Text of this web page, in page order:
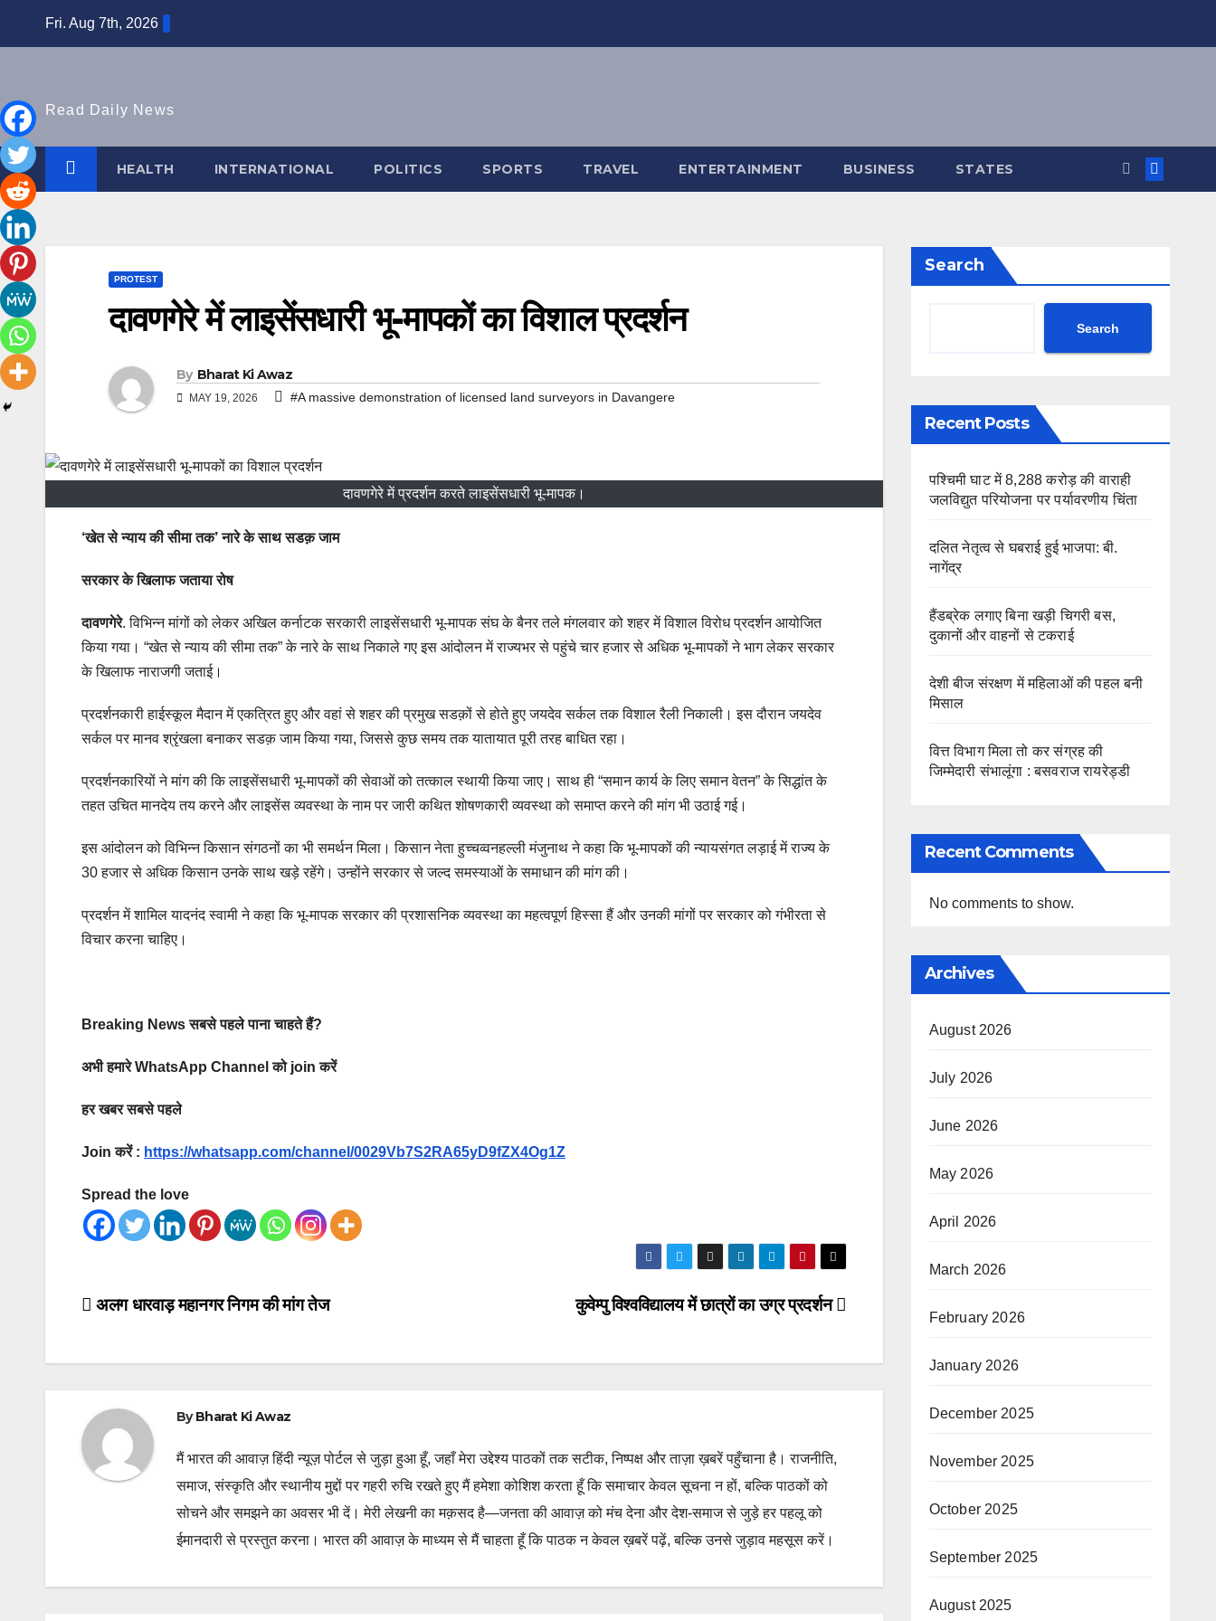
Fri. Aug 7th, 2026
Read Daily News
HEALTH INTERNATIONAL POLITICS SPORTS TRAVEL ENTERTAINMENT BUSINESS STATES
PROTEST
दावणगेरे में लाइसेंसधारी भू-मापकों का विशाल प्रदर्शन
By Bharat Ki Awaz
MAY 19, 2026 #A massive demonstration of licensed land surveyors in Davangere
दावणगेरे में प्रदर्शन करते लाइसेंसधारी भू-मापक।
‘खेत से न्याय की सीमा तक’ नारे के साथ सडक़ जाम
सरकार के खिलाफ जताया रोष
दावणगेरे. विभिन्न मांगों को लेकर अखिल कर्नाटक सरकारी लाइसेंसधारी भू-मापक संघ के बैनर तले मंगलवार को शहर में विशाल विरोध प्रदर्शन आयोजित
किया गया। “खेत से न्याय की सीमा तक” के नारे के साथ निकाले गए इस आंदोलन में राज्यभर से पहुंचे चार हजार से अधिक भू-मापकों ने भाग लेकर सरकार
के खिलाफ नाराजगी जताई।
प्रदर्शनकारी हाईस्कूल मैदान में एकत्रित हुए और वहां से शहर की प्रमुख सडक़ों से होते हुए जयदेव सर्कल तक विशाल रैली निकाली। इस दौरान जयदेव
सर्कल पर मानव श्रृंखला बनाकर सडक़ जाम किया गया, जिससे कुछ समय तक यातायात पूरी तरह बाधित रहा।
प्रदर्शनकारियों ने मांग की कि लाइसेंसधारी भू-मापकों की सेवाओं को तत्काल स्थायी किया जाए। साथ ही “समान कार्य के लिए समान वेतन” के सिद्धांत के
तहत उचित मानदेय तय करने और लाइसेंस व्यवस्था के नाम पर जारी कथित शोषणकारी व्यवस्था को समाप्त करने की मांग भी उठाई गई।
इस आंदोलन को विभिन्न किसान संगठनों का भी समर्थन मिला। किसान नेता हुच्चव्वनहल्ली मंजुनाथ ने कहा कि भू-मापकों की न्यायसंगत लड़ाई में राज्य के
30 हजार से अधिक किसान उनके साथ खड़े रहेंगे। उन्होंने सरकार से जल्द समस्याओं के समाधान की मांग की।
प्रदर्शन में शामिल यादनंद स्वामी ने कहा कि भू-मापक सरकार की प्रशासनिक व्यवस्था का महत्वपूर्ण हिस्सा हैं और उनकी मांगों पर सरकार को गंभीरता से
विचार करना चाहिए।
Breaking News सबसे पहले पाना चाहते हैं?
अभी हमारे WhatsApp Channel को join करें
हर खबर सबसे पहले
Join करें : https://whatsapp.com/channel/0029Vb7S2RA65yD9fZX4Og1Z
Spread the love
Post
कुवेम्पु विश्वविद्यालय में छात्रों का उग्र प्रदर्शन
अलग धारवाड़ महानगर निगम की मांग तेज
ByBharat Ki Awaz
मैं भारत की आवाज़ हिंदी न्यूज़ पोर्टल से जुड़ा हुआ हूँ, जहाँ मेरा उद्देश्य पाठकों तक सटीक, निष्पक्ष और ताज़ा ख़बरें पहुँचाना है। राजनीति,
समाज, संस्कृति और स्थानीय मुद्दों पर गहरी रुचि रखते हुए मैं हमेशा कोशिश करता हूँ कि समाचार केवल सूचना न हों, बल्कि पाठकों को
सोचने और समझने का अवसर भी दें। मेरी लेखनी का मक़सद है—जनता की आवाज़ को मंच देना और देश-समाज से जुड़े हर पहलू को
ईमानदारी से प्रस्तुत करना। भारत की आवाज़ के माध्यम से मैं चाहता हूँ कि पाठक न केवल ख़बरें पढ़ें, बल्कि उनसे जुड़ाव महसूस करें।
Search
Search
Recent Posts
पश्चिमी घाट में 8,288 करोड़ की वाराही
जलविद्युत परियोजना पर पर्यावरणीय चिंता
दलित नेतृत्व से घबराई हुई भाजपा: बी.
नागेंद्र
हैंडब्रेक लगाए बिना खड़ी चिगरी बस,
दुकानों और वाहनों से टकराई
देशी बीज संरक्षण में महिलाओं की पहल बनी
मिसाल
वित्त विभाग मिला तो कर संग्रह की
जिम्मेदारी संभालूंगा : बसवराज रायरेड्डी
Recent Comments
No comments to show.
Archives
August 2026
July 2026
June 2026
May 2026
April 2026
March 2026
February 2026
January 2026
December 2025
November 2025
October 2025
September 2025
August 2025